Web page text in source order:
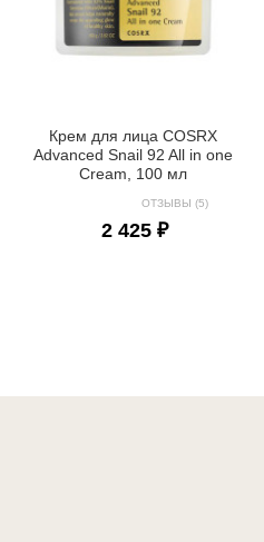
Крем для лица COSRX
Advanced Snail 92 All in one
Cream, 100 мл
ОТЗЫВЫ (5)
2 425 ₽